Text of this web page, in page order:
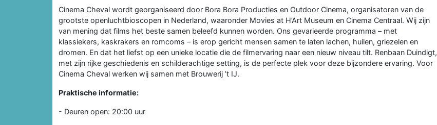
Cinema Cheval wordt georganiseerd door Bora Bora Producties en Outdoor Cinema, organisatoren van de
grootste openluchtbioscopen in Nederland, waaronder Movies at H’Art Museum en Cinema Centraal. Wij zijn
van mening dat films het beste samen beleefd kunnen worden. Ons gevarieerde programma – met
klassiekers, kaskrakers en romcoms – is erop gericht mensen samen te laten lachen, huilen, griezelen en
dromen. En dat het liefst op een unieke locatie die de filmervaring naar een nieuw niveau tilt. Renbaan Duindigt,
met zijn rijke geschiedenis en schilderachtige setting, is de perfecte plek voor deze bijzondere ervaring. Voor
Cinema Cheval werken wij samen met Brouwerij ’t IJ.
Praktische informatie:
- Deuren open: 20:00 uur